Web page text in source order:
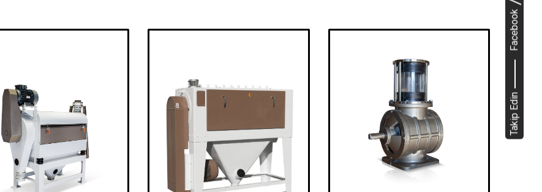
Takip Edin
Facebook